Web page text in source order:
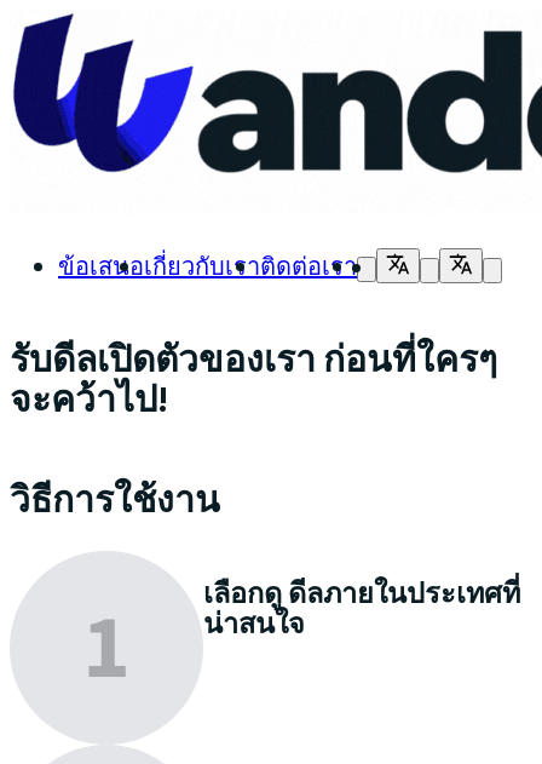
ข้อเสนอเกี่ยวกับเราติดต่อเรา
รับดีลเปิดตัวของเรา ก่อนที่ใครๆ
จะคว้าไป!
วิธีการใช้งาน
เลือกดูดีลภายในประเทศที่
น่าสนใจ